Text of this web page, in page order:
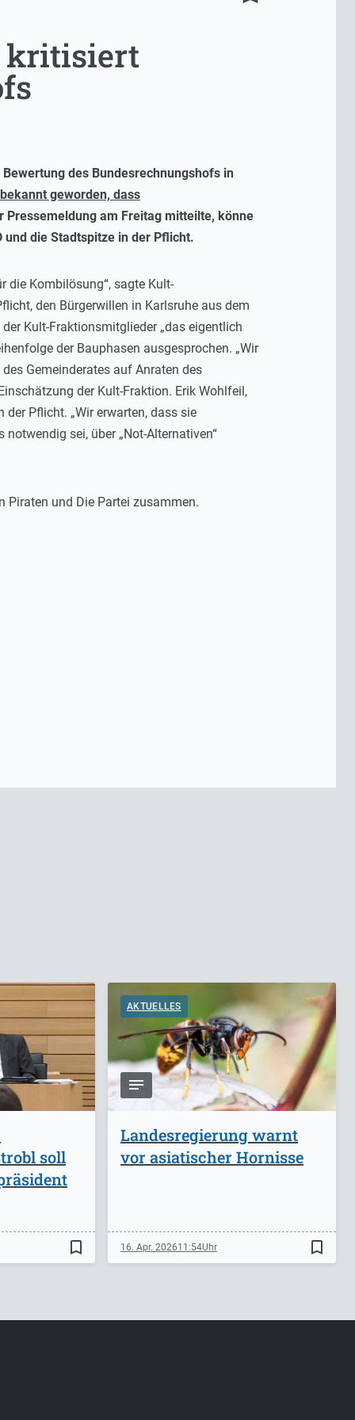
kritisiert
des Bundesrechnungshofs in
geworden, dass
Pressemeldung am Freitag mitteilte, könne
und die Stadtspitze in der Pflicht.
die Kombilösung“, sagte Kult-
den Bürgerwillen in Karlsruhe aus dem
Kult-Fraktionsmitglieder „das eigentlich
der Bauphasen ausgesprochen. „Wir
Gemeinderates auf Anraten des
der Kult-Fraktion. Erik Wohlfeil,
Pflicht. „Wir erwarten, dass sie
sei, über „Not-Alternativen“
Piraten und Die Partei zusammen.
soll
bookmark_border
AKTUELLES
Landesregierung warnt
vor asiatischer Hornisse
16. Apr. 202611:54 bookmark_border